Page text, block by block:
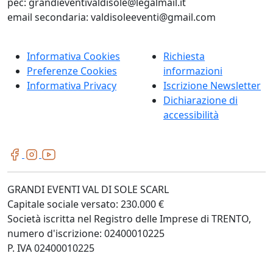
email secondaria: valdisoleeventi@gmail.com
Informativa Cookies
Preferenze Cookies
Informativa Privacy
Richiesta
informazioni
Iscrizione Newsletter
Dichiarazione di
accessibilità
GRANDI EVENTI VAL DI SOLE SCARL
Capitale sociale versato: 230.000 €
Società iscritta nel Registro delle Imprese di TRENTO,
numero d'iscrizione: 02400010225
P. IVA 02400010225